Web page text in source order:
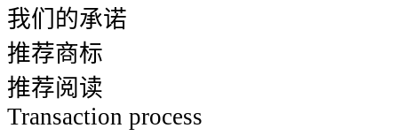
我们的承诺
推荐商标
推荐阅读
Transaction process